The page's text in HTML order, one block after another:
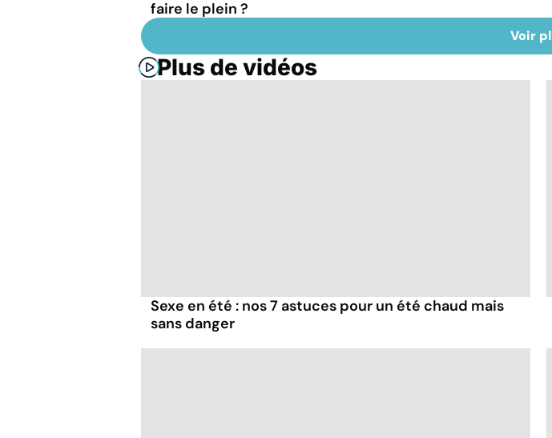
faire le plein ?
Voir
Plus de vidéos
Sexe en été : nos 7 astuces pour un été chaud mais
sans danger